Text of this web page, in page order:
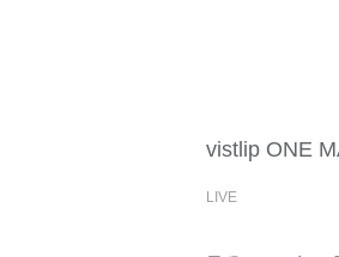
vistlip ONE
LIVE